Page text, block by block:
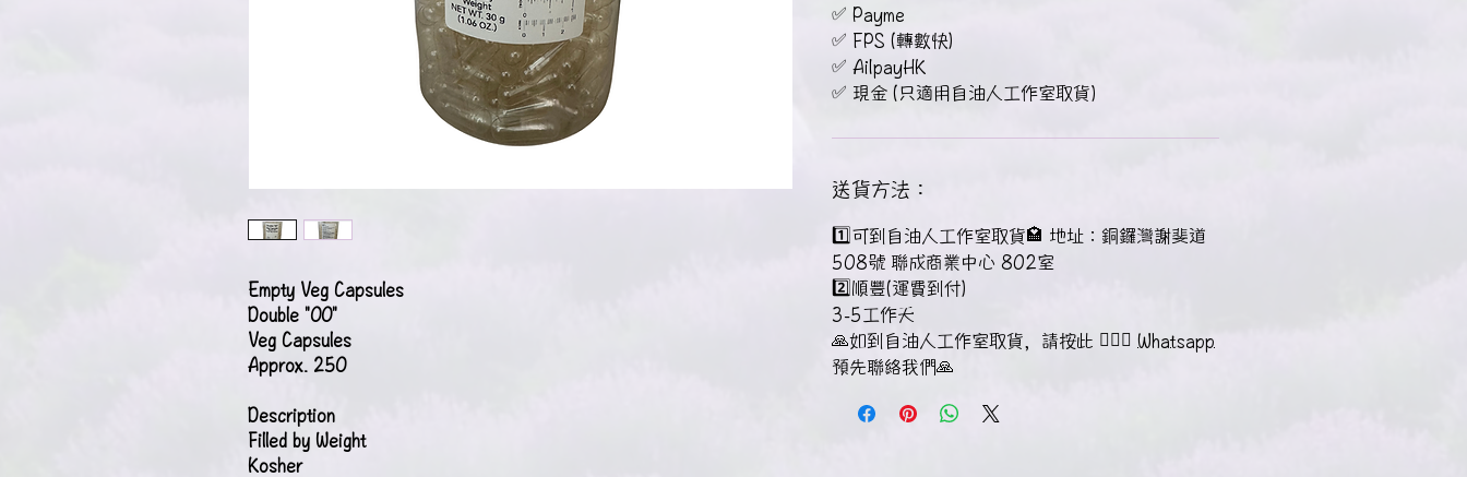
Empty Veg Capsules
Double "00"
Veg Capsules
Approx. 250
Description
Filled by Weight
Kosher
✅ Payme
✅ FPS (轉數快)
✅ AilpayHK
✅ 現金 (只適用自油人工作室取貨）
送貨方法：
1️⃣可到自油人工作室取貨🏩 地址：銅鑼灣謝斐道
508號 聯成商業中心 802室
2️⃣順豐(運費到付)
3-5工作天
🙏如到自油人工作室取貨，請按此 👉🏻🔗 Whatsapp
預先聯絡我們🙏